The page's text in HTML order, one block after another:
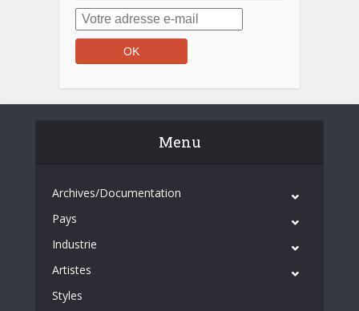
Menu
Archives/Documentation
Pays
Industrie
Artistes
Styles